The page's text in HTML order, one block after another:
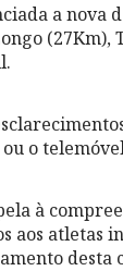
a nova
(27Km),
o
à
aos atletas
desta